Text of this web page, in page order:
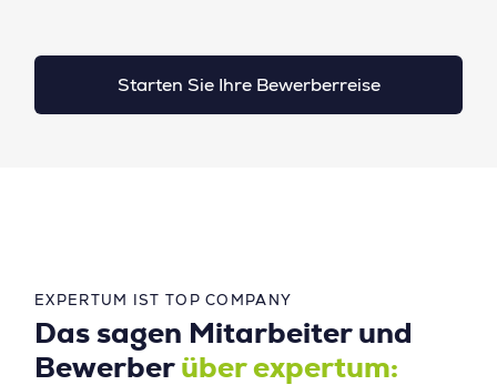
Starten Sie Ihre Bewerberreise
EXPERTUM IST TOP COMPANY
Das sagen Mitarbeiter und
Bewerber über expertum: